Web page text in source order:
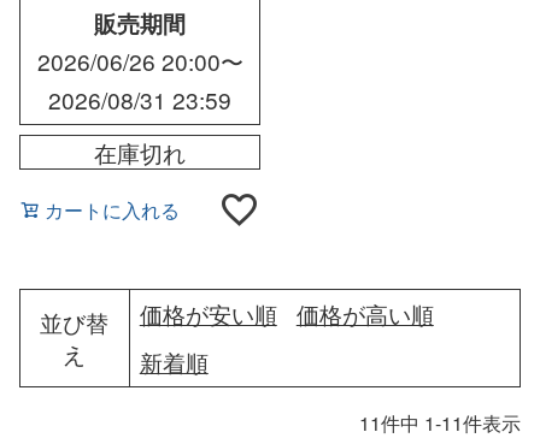
販売期間
2026/06/26 20:00〜
2026/08/31 23:59
在庫切れ
カートに入れる
並び替
え
価格が安い順
価格が高い順
新着順
11件中 1-11件表示